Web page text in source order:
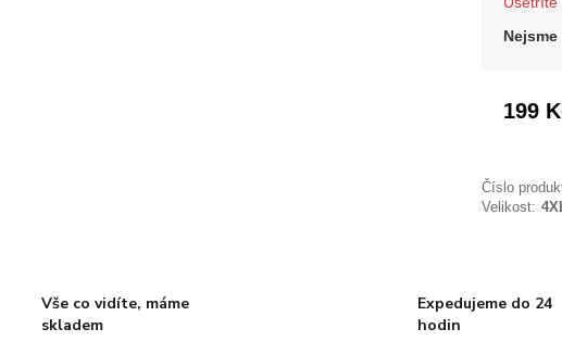
199
Číslo
Velikost:
Vše co vidíte, máme
skladem
Expedujeme do 24
hodin